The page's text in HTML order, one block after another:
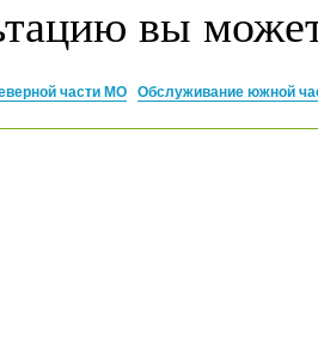
вы
части МО Обслуживание южной